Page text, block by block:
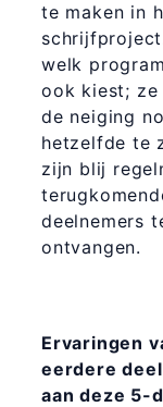
te maken in
welk
ook kiest; ze
de neiging
hetzelfde te
zijn blij
deelnemers
ontvangen.
Ervaringen
eerdere
aan deze 5-